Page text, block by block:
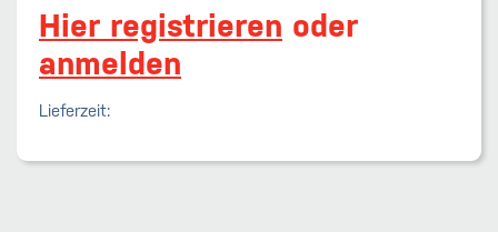
Hier registrieren oder
anmelden
Lieferzeit: